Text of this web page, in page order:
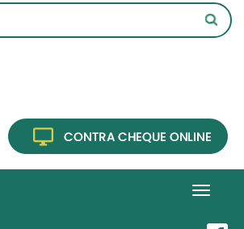
Toggle